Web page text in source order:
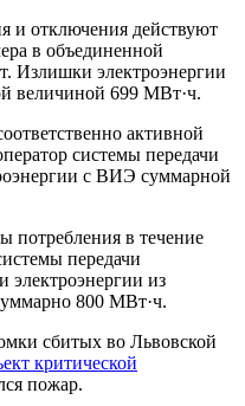
и отключения действуют
в объединенной
Излишки электроэнергии
величиной 699 МВт·ч.
активной
системы передачи
с ВИЭ суммарной
потребления в течение
передачи
электроэнергии из
800 МВт·ч.
сбитых во Львовской
критической
пожар.